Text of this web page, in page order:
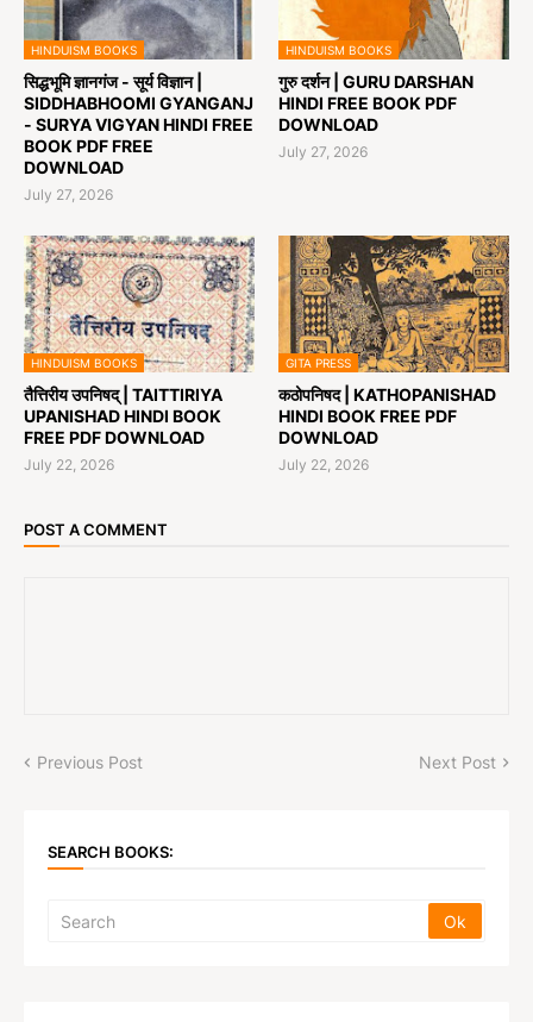
HINDUISM BOOKS
सिद्धभूमि ज्ञानगंज - सूर्य विज्ञान |
SIDDHABHOOMI GYANGANJ
- SURYA VIGYAN HINDI FREE
BOOK PDF FREE
DOWNLOAD
July 27, 2026
HINDUISM BOOKS
गुरु दर्शन | GURU DARSHAN
HINDI FREE BOOK PDF
DOWNLOAD
July 27, 2026
HINDUISM BOOKS
तैत्तिरीय उपनिषद् | TAITTIRIYA
UPANISHAD HINDI BOOK
FREE PDF DOWNLOAD
July 22, 2026
GITA PRESS
कठोपनिषद | KATHOPANISHAD
HINDI BOOK FREE PDF
DOWNLOAD
July 22, 2026
POST A COMMENT
Previous Post Next Post
SEARCH BOOKS: